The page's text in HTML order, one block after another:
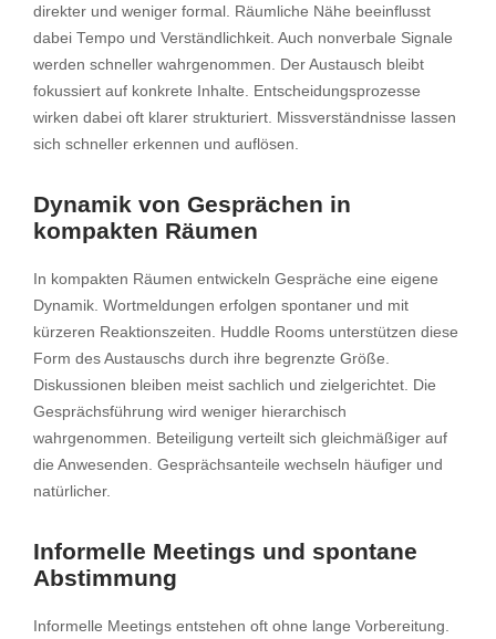
direkter und weniger formal. Räumliche Nähe beeinflusst
dabei Tempo und Verständlichkeit. Auch nonverbale Signale
werden schneller wahrgenommen. Der Austausch bleibt
fokussiert auf konkrete Inhalte. Entscheidungsprozesse
wirken dabei oft klarer strukturiert. Missverständnisse lassen
sich schneller erkennen und auflösen.
Dynamik von Gesprächen in
kompakten Räumen
In kompakten Räumen entwickeln Gespräche eine eigene
Dynamik. Wortmeldungen erfolgen spontaner und mit
kürzeren Reaktionszeiten. Huddle Rooms unterstützen diese
Form des Austauschs durch ihre begrenzte Größe.
Diskussionen bleiben meist sachlich und zielgerichtet. Die
Gesprächsführung wird weniger hierarchisch
wahrgenommen. Beteiligung verteilt sich gleichmäßiger auf
die Anwesenden. Gesprächsanteile wechseln häufiger und
natürlicher.
Informelle Meetings und spontane
Abstimmung
Informelle Meetings entstehen oft ohne lange Vorbereitung.